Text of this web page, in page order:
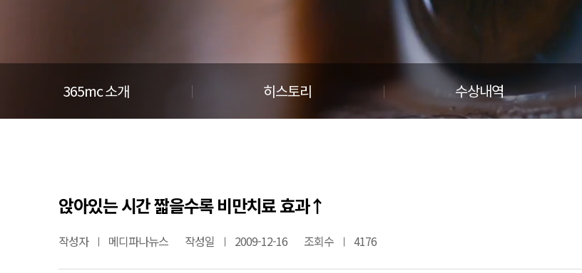
365mc 소개 히스토리 수상내역
앉아있는 시간 짧을수록 비만치료 효과↑
작성자 메디파나뉴스 작성일 2009-12-16 조회수 4176